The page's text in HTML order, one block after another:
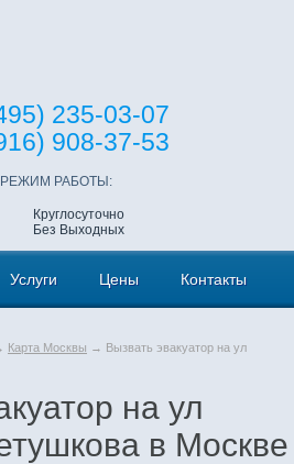
235-03-07
908-37-53
РЕЖИМ РАБОТЫ:
Круглосуточно
Без Выходных
Услуги Цены Контакты
Карта Москвы → Вызвать эвакуатор на ул
на ул
в Москве